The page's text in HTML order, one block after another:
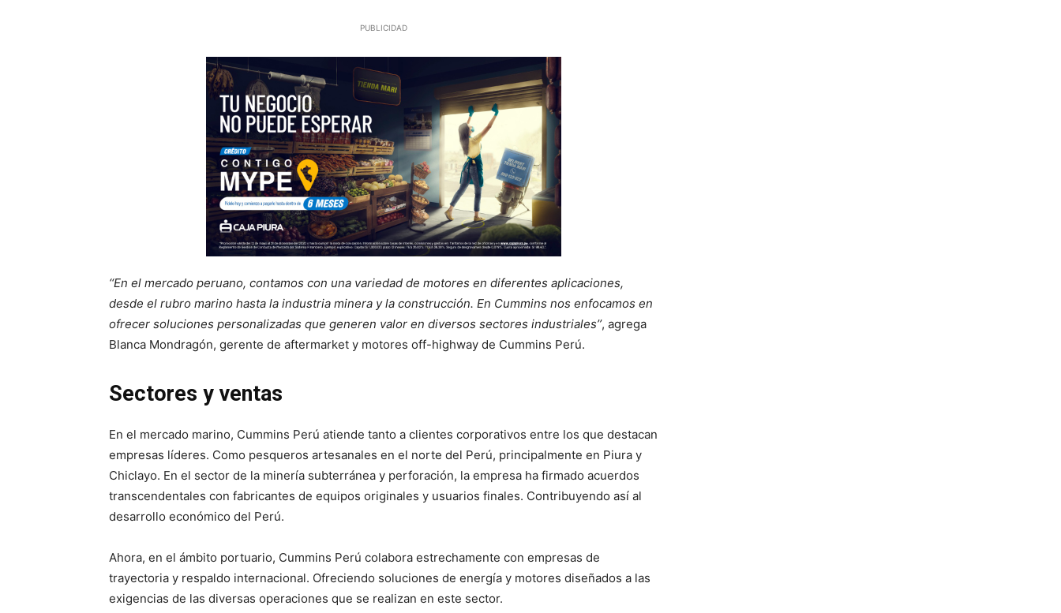
PUBLICIDAD
‘‘En el mercado peruano, contamos con una variedad de motores en diferentes aplicaciones,
desde el rubro marino hasta la industria minera y la construcción. En Cummins nos enfocamos en
ofrecer soluciones personalizadas que generen valor en diversos sectores industriales’’, agrega
Blanca Mondragón, gerente de aftermarket y motores off-highway de Cummins Perú.
Sectores y ventas
En el mercado marino, Cummins Perú atiende tanto a clientes corporativos entre los que destacan
empresas líderes. Como pesqueros artesanales en el norte del Perú, principalmente en Piura y
Chiclayo. En el sector de la minería subterránea y perforación, la empresa ha firmado acuerdos
transcendentales con fabricantes de equipos originales y usuarios finales. Contribuyendo así al
desarrollo económico del Perú.
Ahora, en el ámbito portuario, Cummins Perú colabora estrechamente con empresas de
trayectoria y respaldo internacional. Ofreciendo soluciones de energía y motores diseñados a las
exigencias de las diversas operaciones que se realizan en este sector.